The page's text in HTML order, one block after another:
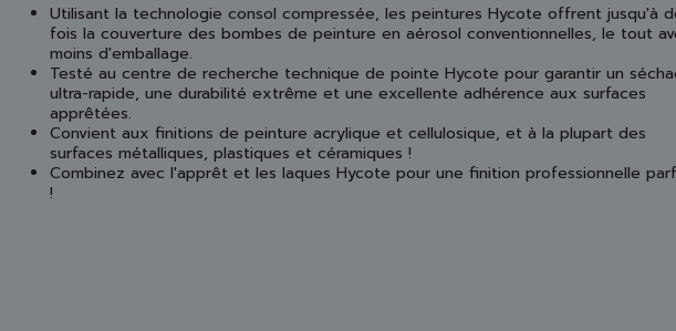
Utilisant la technologie consol compressée, les peintures Hycote offrent jusqu'à
fois la couverture des bombes de peinture en aérosol conventionnelles, le tout
moins d'emballage.
Testé au centre de recherche technique de pointe Hycote pour garantir un
ultra-rapide, une durabilité extrême et une excellente adhérence aux surfaces
apprêtées.
Convient aux finitions de peinture acrylique et cellulosique, et à la plupart des
surfaces métalliques, plastiques et céramiques !
Combinez avec l'apprêt et les laques Hycote pour une finition professionnelle
!